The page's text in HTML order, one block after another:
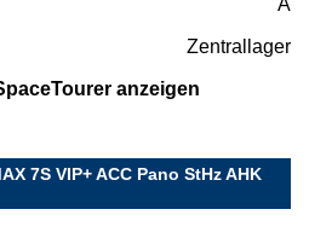
Zentrallager
anzeigen
7S VIP+ ACC Pano StHz AHK